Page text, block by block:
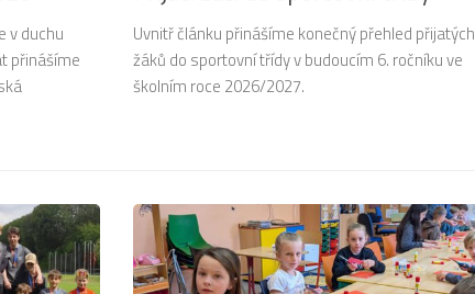
v duchu
přinášíme
Uvnitř článku přinášíme konečný přehled přijatých
žáků do sportovní třídy v budoucím 6. ročníku ve
školním roce 2026/2027.